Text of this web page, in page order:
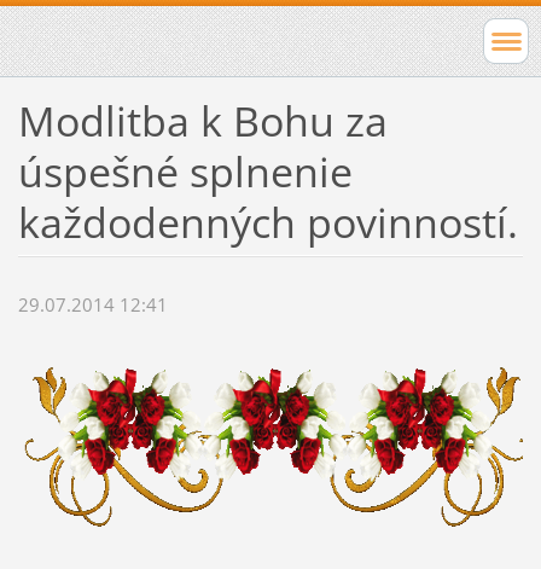
Modlitba k Bohu za
úspešné splnenie
každodenných povinností.
29.07.2014 12:41